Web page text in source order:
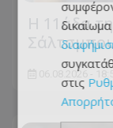
Η 11άδα
06.08.2026 -
στις